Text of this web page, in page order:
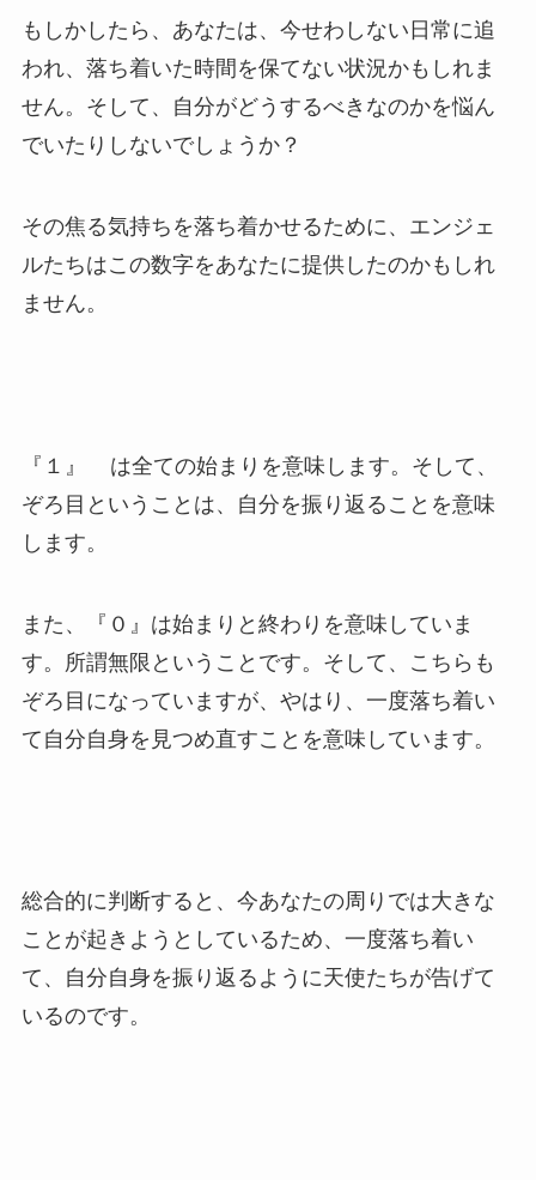
もしかしたら、あなたは、今せわしない日常に追
われ、落ち着いた時間を保てない状況かもしれま
せん。そして、自分がどうするべきなのかを悩ん
でいたりしないでしょうか？
その焦る気持ちを落ち着かせるために、エンジェ
ルたちはこの数字をあなたに提供したのかもしれ
ません。
『１』 は全ての始まりを意味します。そして、
ぞろ目ということは、自分を振り返ることを意味
します。
また、『０』は始まりと終わりを意味していま
す。所謂無限ということです。そして、こちらも
ぞろ目になっていますが、やはり、一度落ち着い
て自分自身を見つめ直すことを意味しています。
総合的に判断すると、今あなたの周りでは大きな
ことが起きようとしているため、一度落ち着い
て、自分自身を振り返るように天使たちが告げて
いるのです。